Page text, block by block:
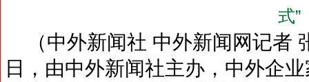
式”
（中外新闻社 中外新闻网记者
日，由中外新闻社主办，中外企